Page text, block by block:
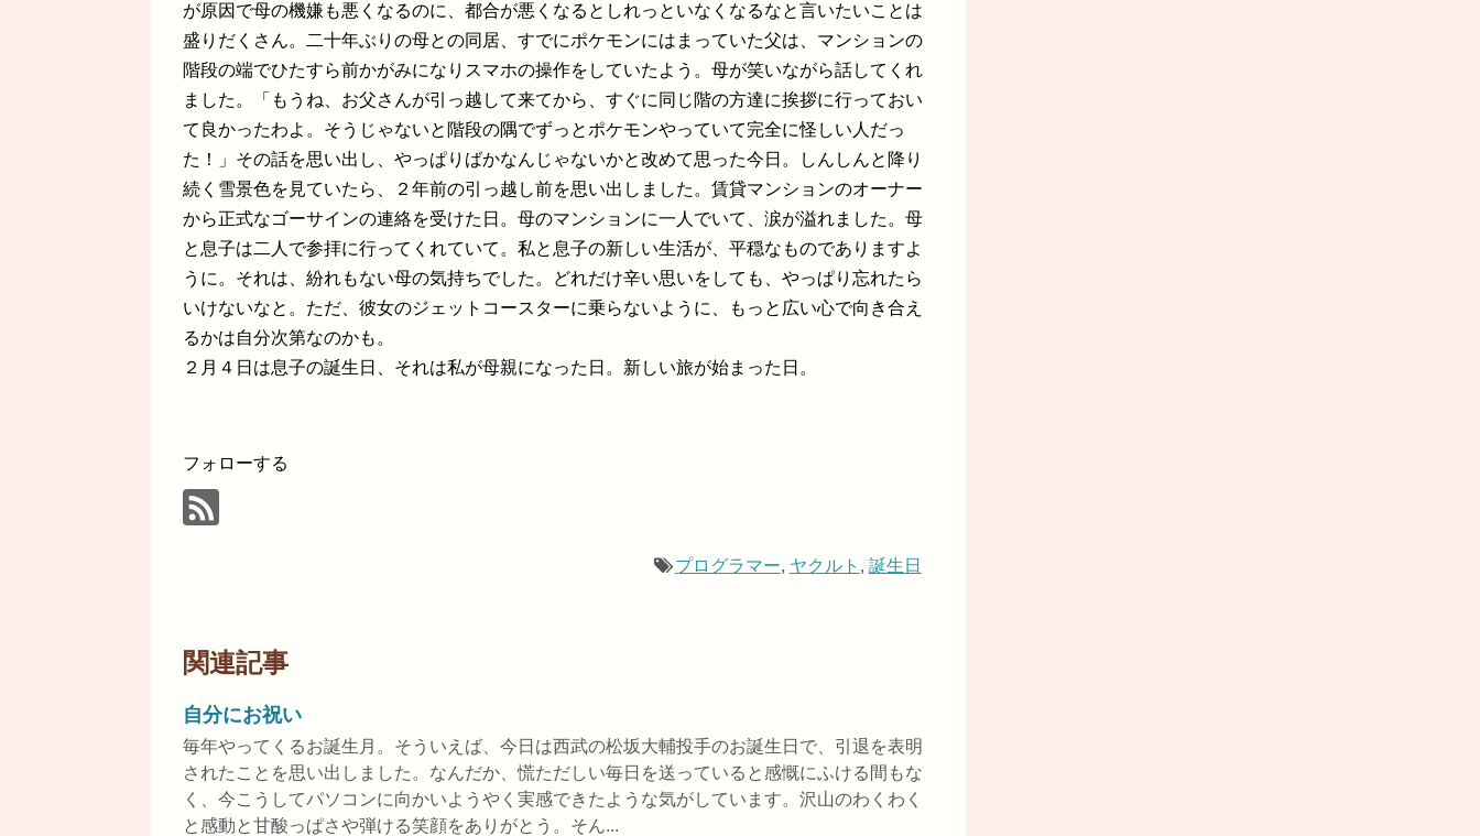
が原因で母の機嫌も悪くなるのに、都合が悪くなるとしれっといなくなるなと言いたいことは
盛りだくさん。二十年ぶりの母との同居、すでにポケモンにはまっていた父は、マンションの
階段の端でひたすら前かがみになりスマホの操作をしていたよう。母が笑いながら話してくれ
ました。「もうね、お父さんが引っ越して来てから、すぐに同じ階の方達に挨拶に行っておい
て良かったわよ。そうじゃないと階段の隅でずっとポケモンやっていて完全に怪しい人だっ
た！」その話を思い出し、やっぱりばかなんじゃないかと改めて思った今日。しんしんと降り
続く雪景色を見ていたら、２年前の引っ越し前を思い出しました。賃貸マンションのオーナー
から正式なゴーサインの連絡を受けた日。母のマンションに一人でいて、涙が溢れました。母
と息子は二人で参拝に行ってくれていて。私と息子の新しい生活が、平穏なものでありますよ
うに。それは、紛れもない母の気持ちでした。どれだけ辛い思いをしても、やっぱり忘れたら
いけないなと。ただ、彼女のジェットコースターに乗らないように、もっと広い心で向き合え
るかは自分次第なのかも。
２月４日は息子の誕生日、それは私が母親になった日。新しい旅が始まった日。
フォローする
プログラマー, ヤクルト , 誕生日
関連記事
自分にお祝い
毎年やってくるお誕生月。そういえば、今日は西武の松坂大輔投手のお誕生日で、引退を表明
されたことを思い出しました。なんだか、慌ただしい毎日を送っていると感慨にふける間もな
く、今こうしてパソコンに向かいようやく実感できたような気がしています。沢山のわくわく
と感動と甘酸っぱさや弾ける笑顔をありがとう。そん...